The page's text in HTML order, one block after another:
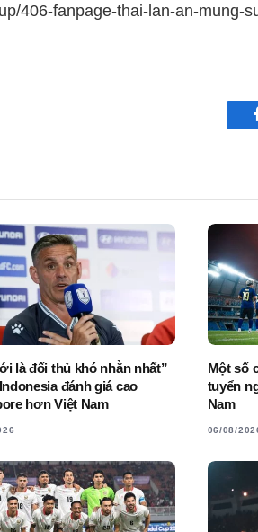
406-fanpage-thai-lan-an-mung-
là đối thủ khó nhằn nhất”
đánh giá cao
hơn Việt Nam
Một số
tuyển
Nam
06/08/